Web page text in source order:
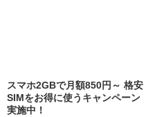
スマホ2GBで月額850円～ 格安
SIMをお得に使うキャンペーン
実施中！